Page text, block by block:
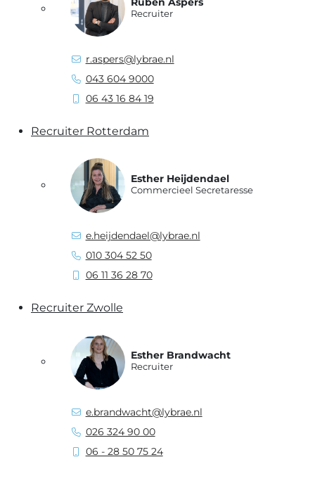
Recruiter
r.aspers@lybrae.nl
043 604 9000
06 43 16 84 19
Recruiter Rotterdam
Esther Heijdendael
Commercieel Secretaresse
e.heijdendael@lybrae.nl
010 304 52 50
06 11 36 28 70
Recruiter Zwolle
Esther Brandwacht
Recruiter
e.brandwacht@lybrae.nl
026 324 90 00
06 - 28 50 75 24